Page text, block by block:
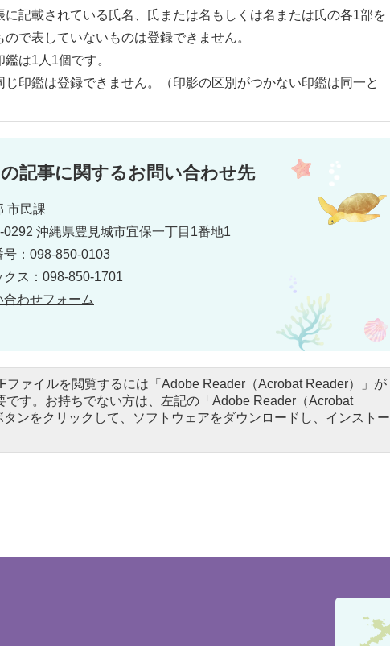
に記載されている氏名、氏または名もしくは名または氏の各1部を
ので表していないものは登録できません。
は1人1個です。
じ印鑑は登録できません。（印影の区別がつかない印鑑は同一と
記事に関するお問い合わせ先
市民課
0292 沖縄県豊見城市宜保一丁目1番地1
号：098-850-0103
クス：098-850-1701
合わせフォーム
ファイルを閲覧するには「Adobe Reader（Acrobat Reader）」が
です。お持ちでない方は、左記の「Adobe Reader（Acrobat
ンをクリックして、ソフトウェアをダウンロードし、インストー